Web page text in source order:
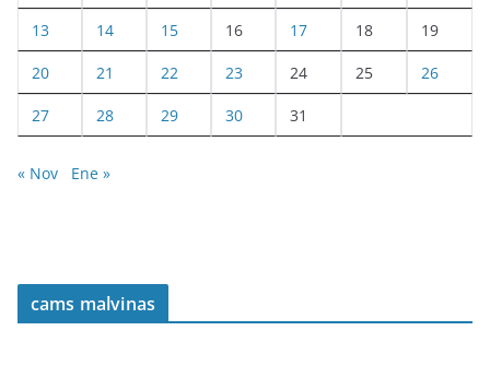
13 14 15 16 17 18 19
20 21 22 23 24 25 26
27 28 29 30 31
« Nov Ene »
cams malvinas